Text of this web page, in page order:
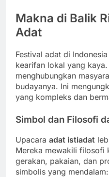
Makna di Balik
Adat
Festival adat di
kearifan lokal yang kaya.
menghubungkan
budayanya. Ini
yang kompleks dan
Simbol dan Filosofi
Upacara adat istiadat
Mereka mewakili filosofi
gerakan, pakaian, dan
simbolis yang mendalam: